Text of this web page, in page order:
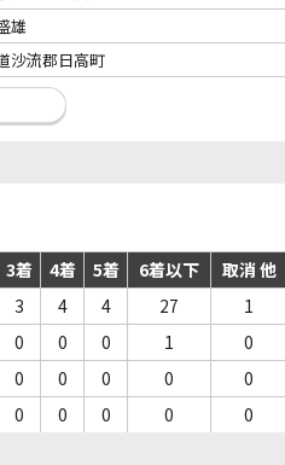
雄
沙流郡日高町
3着 4着 5着 6着以下 取消 他
3 4 4 27 1
0 0 0 1 0
0 0 0 0 0
0 0 0 0 0